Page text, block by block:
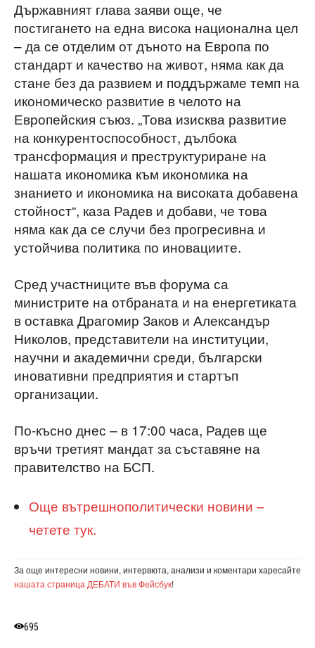
Държавният глава заяви още, че
постигането на една висока национална цел
– да се отделим от дъното на Европа по
стандарт и качество на живот, няма как да
стане без да развием и поддържаме темп на
икономическо развитие в челото на
Европейския съюз. „Това изисква развитие
на конкурентоспособност, дълбока
трансформация и преструктуриране на
нашата икономика към икономика на
знанието и икономика на високата добавена
стойност“, каза Радев и добави, че това
няма как да се случи без прогресивна и
устойчива политика по иновациите.
Сред участниците във форума са
министрите на отбраната и на енергетиката
в оставка Драгомир Заков и Александър
Николов, представители на институции,
научни и академични среди, български
иновативни предприятия и стартъп
организации.
По-късно днес – в 17:00 часа, Радев ще
връчи третият мандат за съставяне на
правителство на БСП.
Още вътрешнополитически новини –
четете тук.
За още интересни новини, интервюта, анализи и коментари харесайте
нашата страница ДЕБАТИ във Фейсбук!
695